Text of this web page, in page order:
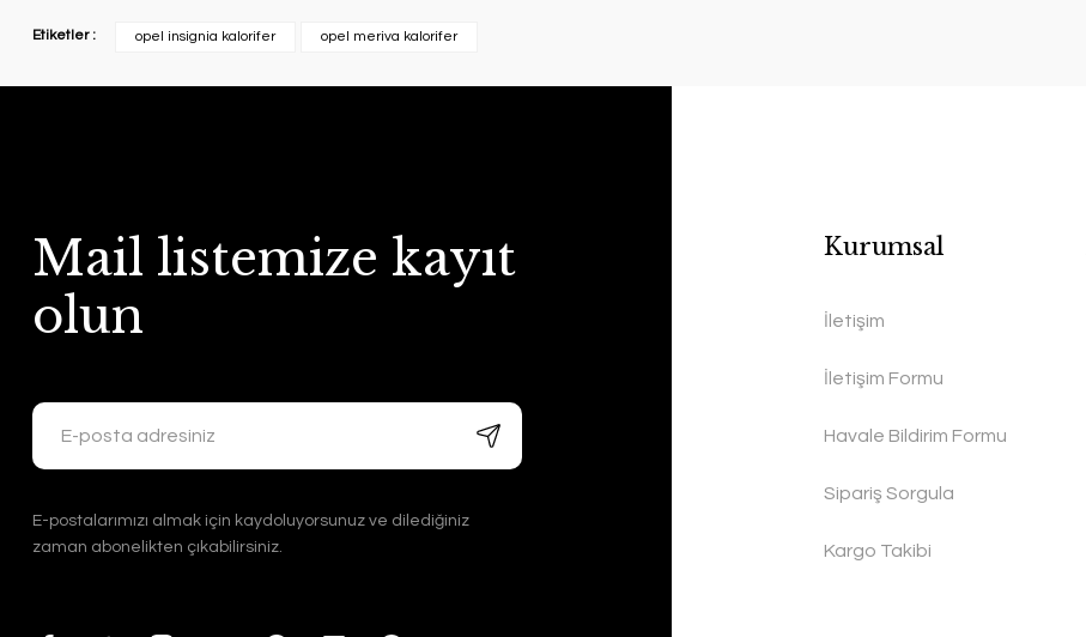
Etiketler : opel insignia kalorifer opel meriva kalorifer
Mail listemize kayıt
olun
E-postalarımızı almak için kaydoluyorsunuz ve dilediğiniz
zaman abonelikten çıkabilirsiniz.
Kurumsal
İletişim
İletişim Formu
Havale Bildirim Formu
Sipariş Sorgula
Kargo Takibi